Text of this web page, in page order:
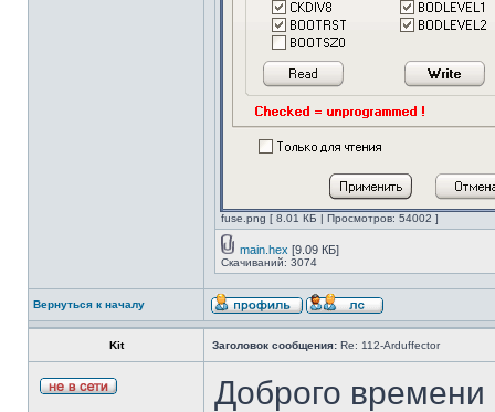
fuse.png [ 8.01 КБ | Просмотров: 54002 ]
main.hex [9.09 КБ]
Скачиваний: 3074
Вернуться к началу
Kit Заголовок сообщения: Re: 112-Arduffector
Доброго времени